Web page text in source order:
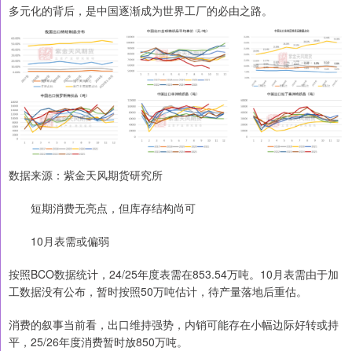
多元化的背后，是中国逐渐成为世界工厂的必由之路。
数据来源：紫金天风期货研究所
短期消费无亮点，但库存结构尚可
10月表需或偏弱
按照BCO数据统计，24/25年度表需在853.54万吨。10月表需由于加
工数据没有公布，暂时按照50万吨估计，待产量落地后重估。
消费的叙事当前看，出口维持强势，内销可能存在小幅边际好转或持
平，25/26年度消费暂时放850万吨。